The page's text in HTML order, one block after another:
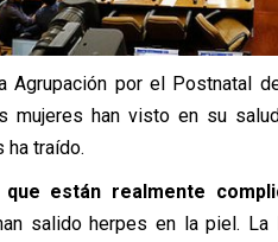
Agrupación por el Postnatal
mujeres han visto en su
ha traído.
que están realmente
salido herpes en la piel.